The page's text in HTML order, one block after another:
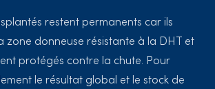
restent permanents car ils
zone donneuse résistante à la DHT et
protégés contre la chute. Pour
le résultat global et le stock de